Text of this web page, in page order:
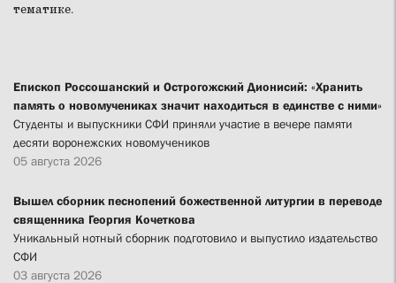
тематике.
Епископ Россошанский и Острогожский Дионисий: «Хранить
память о новомучениках значит находиться в единстве с ними»
Студенты и выпускники СФИ приняли участие в вечере памяти
десяти воронежских новомучеников
05 августа 2026
Вышел сборник песнопений божественной литургии в переводе
священника Георгия Кочеткова
Уникальный нотный сборник подготовило и выпустило издательство
СФИ
03 августа 2026